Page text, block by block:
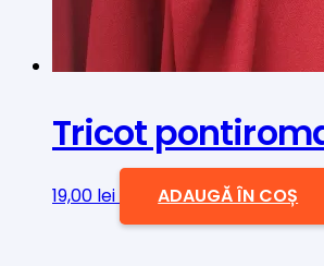
Tricot
19,00 lei ADAUGĂ ÎN COȘ